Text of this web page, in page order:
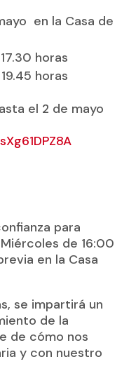
en la Casa de
horas
horas
el 2 de mayo
para
de 16:00
en la Casa
se impartirá un
de la
de cómo nos
y con nuestro